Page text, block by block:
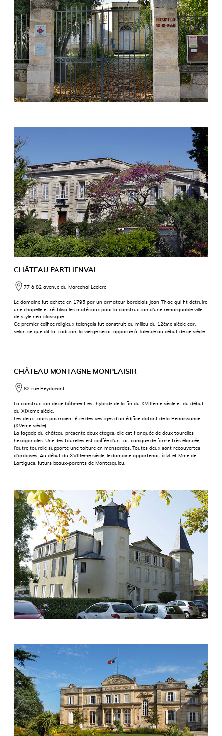
CHÂTEAU PARTHENVAL
77 à 82 avenue du Maréchal Leclerc
Le domaine fut acheté en 1795 par un armateur bordelais Jean Thiac qui fit détruire
une chapelle et réutilisa les matériaux pour la construction d’une remarquable ville
de style néo-classique.
Ce premier édifice religieux talençais fut construit au milieu du 12ème siècle car,
selon ce que dit la tradition, la vierge serait apparue à Talence au début de ce siècle.
CHÂTEAU MONTAGNE MONPLAISIR
82 rue Peydavant
La construction de ce bâtiment est hybride de la fin du XVIIIeme siècle et du début
du XIXeme siècle.
Les deux tours pourraient être des vestiges d’un édifice datant de la Renaissance
(XVeme siècle).
La façade du château présente deux étages, elle est flanquée de deux tourelles
hexagonales. Une des tourelles est coiffée d’un toit conique de forme très élancée,
l’autre tourelle supporte une toiture en mansardes. Toutes deux sont recouvertes
d’ardoises. Au début du XVIIIeme siècle, le domaine appartenait à M. et Mme de
Lartigues, futurs beaux-parents de Montesquieu.